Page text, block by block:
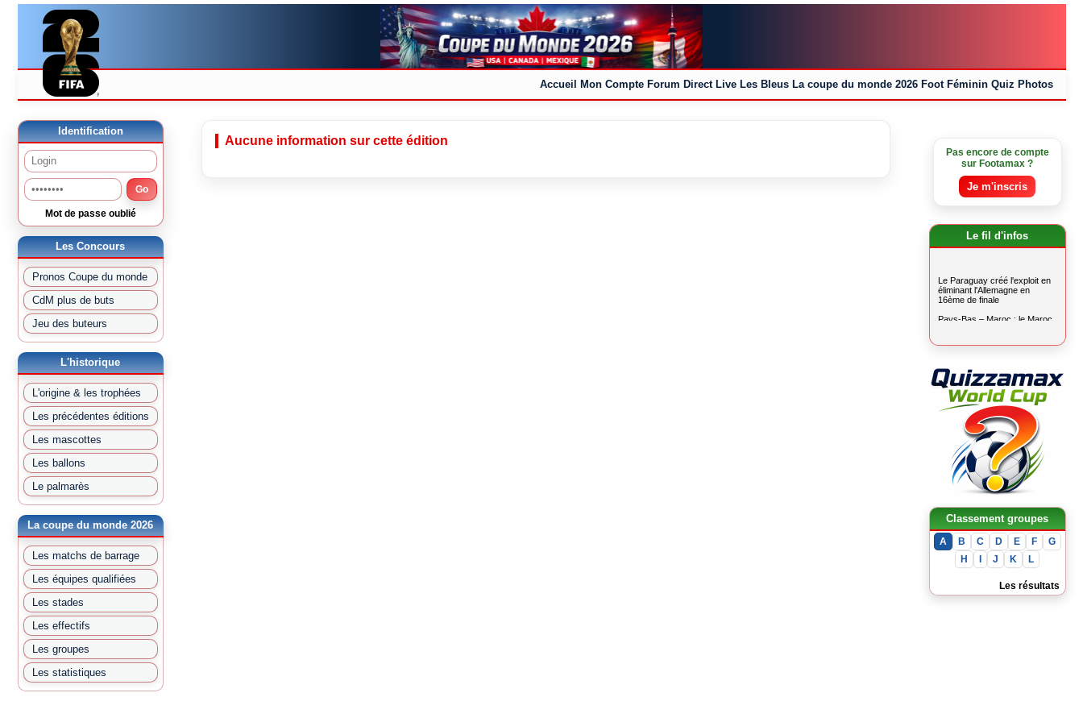
Accueil Mon Compte Forum Direct Live Les Bleus La coupe du monde 2026 Foot Féminin Quiz Photos
Identification
Go
Mot de passe oublié
Les Concours
Pronos Coupe du monde
CdM plus de buts
Jeu des buteurs
L'historique
L'origine & les trophées
Les précédentes éditions
Les mascottes
Les ballons
Le palmarès
La coupe du monde 2026
Les matchs de barrage
Les équipes qualifiées
Les stades
Les effectifs
Les groupes
Les statistiques
Aucune information sur cette édition
Pas encore de compte
sur Footamax ?
Je m'inscris
Le fil d'infos
Le Paraguay créé l'exploit en
éliminant l'Allemagne en
16ème de finale
Pays-Bas – Maroc : le Maroc
La France domine la Norvège
La France domine l’Irak et file
en phase finale
France 3 - 1 Sénégal
La liste complète de la France
pour la Coupe du Monde 2026
Classement groupes
A B C D E F
G
H
J K L
Les résultats